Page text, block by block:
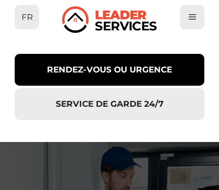
FR
RENDEZ-VOUS OU URGENCE
SERVICE DE GARDE 24/7